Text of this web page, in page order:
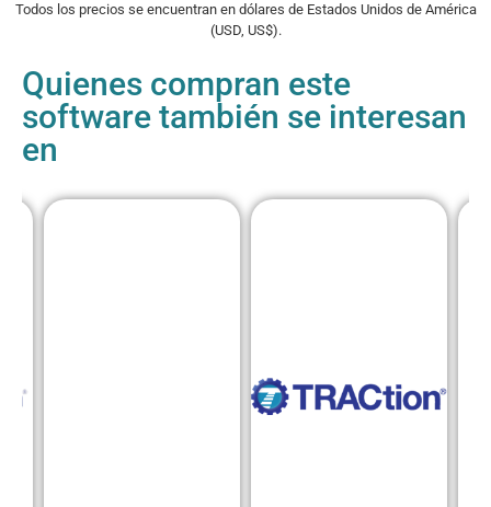
Todos los precios se encuentran en dólares de Estados Unidos de América
(USD, US$).
Quienes compran este
software también se interesan
en